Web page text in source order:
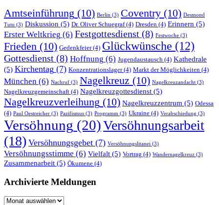
Amtseinführung (10) Berlin (3) Coventry (10) Desmond
Tutu (3) Diskussion (5) Dr. Oliver Schuegraf(4) Dresden (4) Erinnern (5)
Erster Weltkrieg (6) Festgottesdienst (8) Festwoche (3)
Frieden (10) Gedenkfeier(4) Glückwünsche (12)
Gottesdienst (8) Hoffnung (6) Jugendaustausch (4) Kathedrale
(5) Kirchentag (7) Konzentrationslager(4) Markt der Möglichkeiten (4)
München (6) Nachruf (3) Nagelkreuz (10) Nagelkreuzandacht (3)
Nagelkreuzgemeinschaft (4) Nagelkreuzgottesdienst (5)
Nagelkreuzverleihung (10) Nagelkreuzzentrum (5) Odessa
(4) Paul Oestreicher (3) Pazifismus (3) Programm (3) Ukraine (4) Verabschiedung (3)
Versöhnung (20)Versöhnungsarbeit
(18) Versöhnungsgebet (7) Versöhnungslitanei (3)
Versöhnungsstimme (6) Vielfalt (5) Vortrag (4) Wandernagelkreuz (3)
Zusammenarbeit (5) Ökumene (4)
Archivierte Meldungen
Archivierte